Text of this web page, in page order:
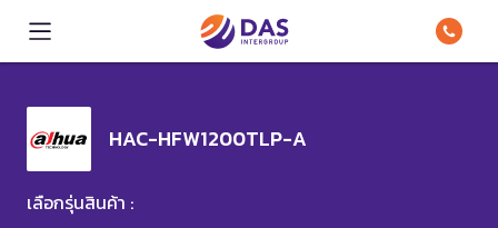
HAC-HFW1200TLP-A
เลือกรุ่นสินค้า :